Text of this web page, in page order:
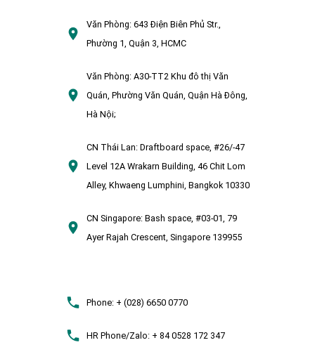
Văn Phòng:643 Điện Biên Phủ Str.,
Phường 1, Quận 3, HCMC
Văn Phòng:A30-TT2 Khu đô thị Văn
Quán, Phường Văn Quán, Quận Hà Đông,
Hà Nội;
CN Thái Lan: Draftboard space, #26/-47
Level 12A Wrakarn Building, 46 Chit Lom
Alley, Khwaeng Lumphini, Bangkok 10330
CN Singapore: Bash space, #03-01, 79
Ayer Rajah Crescent, Singapore 139955
Phone:+ (028) 6650 0770
HR Phone/Zalo:+ 84 0528 172 347